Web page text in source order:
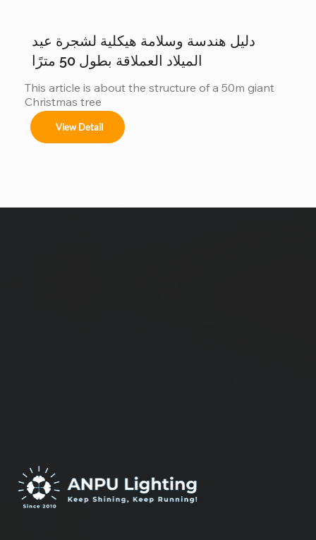
دليل هندسة وسلامة هيكلية لشجرة عيد
الميلاد العملاقة بطول 50 مترًا
This article is about the structure of a 50m giant
Christmas tree
View Detail